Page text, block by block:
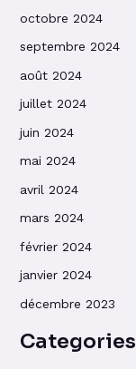
octobre 2024
septembre 2024
août 2024
juillet 2024
juin 2024
mai 2024
avril 2024
mars 2024
février 2024
janvier 2024
décembre 2023
Categories